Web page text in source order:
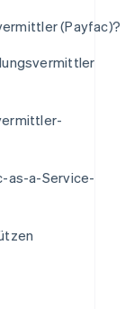
(Payfac)?
as-a-Service-